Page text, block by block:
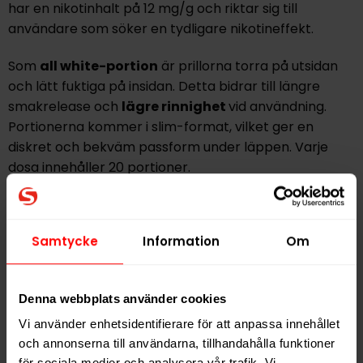
Samtycke Information Om
Denna webbplats använder cookies
Vi använder enhetsidentifierare för att anpassa innehållet
och annonserna till användarna, tillhandahålla funktioner
har en nikotinhalt på 12 mg/g och riktar sig till
användare som söker en tydligare nikotineffekt.
Som all white-portion är prillorna torra på utsidan
och lätt fuktiga på insidan. Detta bidrar till längre
smakrelease och lägre rinnighetvid användning.
Portionerna kommer i slim-format, vilket ger en
diskret och bekväm passform under läppen. Varje
dosa innehåller 20 portioner.
KLINT Polar Mint Slim S3 är
helt fri från tobakoch
Varumärket erbjuder flera olika smaker och styrkor i
slim-formatför användare som vill ha ett tobaksfritt
Hitta alla produkter från
KLINT